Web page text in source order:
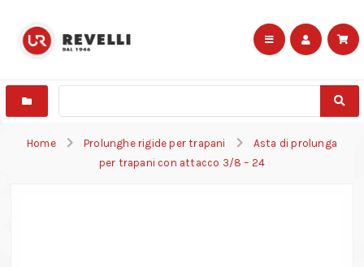
Home Prolunghe rigide per trapani
Asta di prolunga
per trapani con attacco 3/8 – 24